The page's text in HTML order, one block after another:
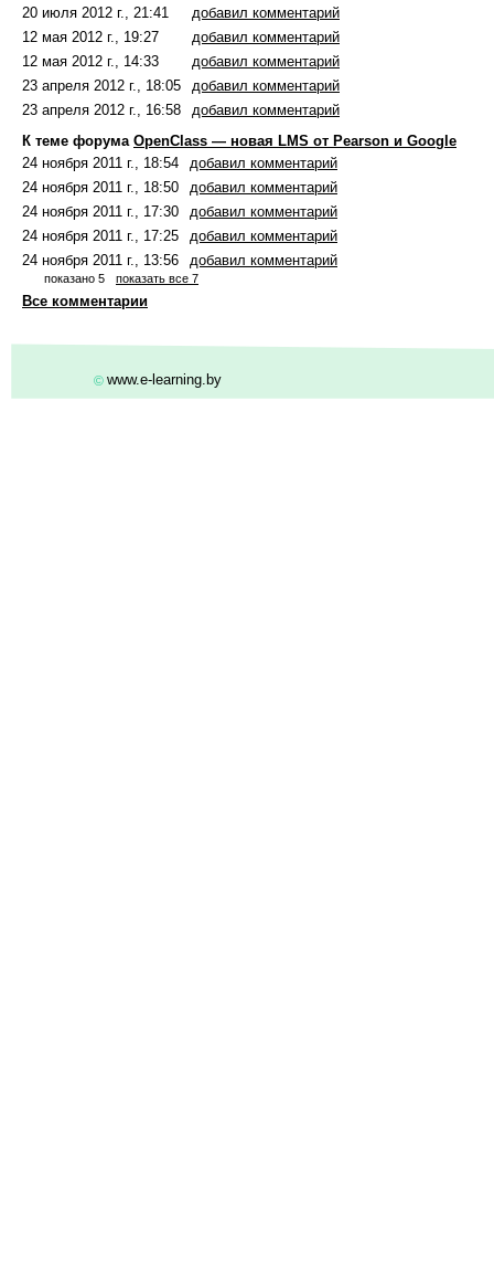
20 июля 2012 г., 21:41
добавил комментарий
12 мая 2012 г., 19:27
добавил комментарий
12 мая 2012 г., 14:33
добавил комментарий
23 апреля 2012 г., 18:05
добавил комментарий
23 апреля 2012 г., 16:58
добавил комментарий
К теме форума OpenClass — новая LMS от Pearson и Google
24 ноября 2011 г., 18:54
добавил комментарий
24 ноября 2011 г., 18:50
добавил комментарий
24 ноября 2011 г., 17:30
добавил комментарий
24 ноября 2011 г., 17:25
добавил комментарий
24 ноября 2011 г., 13:56
добавил комментарий
показано 5 показать все 7
Все комментарии
© www.e-learning.by